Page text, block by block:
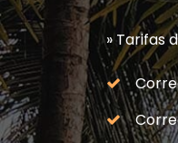
» Tarifas